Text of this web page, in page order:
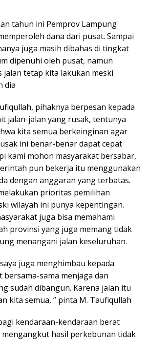
tahun ini Pemprov Lampung
dana dari pusat. Sampai
juga masih dibahas di tingkat
dipenuhi oleh pusat, namun
jalan tetap kita lakukan meski
dia
pihaknya berpesan kepada
jalan-jalan yang rusak, tentunya
kita semua berkeinginan agar
ini benar-benar dapat cepat
kami mohon masyarakat bersabar,
pun bekerja itu menggunakan
dengan anggaran yang terbatas.
prioritas pemilihan
wilayah ini punya kepentingan.
juga bisa memahami
provinsi yang juga memang tidak
menangani jalan keseluruhan.
juga menghimbau kepada
bersama-sama menjaga dan
sudah dibangun. Karena jalan itu
kita semua, ” pinta M. Taufiqullah
kendaraan-kendaraan berat
hasil perkebunan tidak